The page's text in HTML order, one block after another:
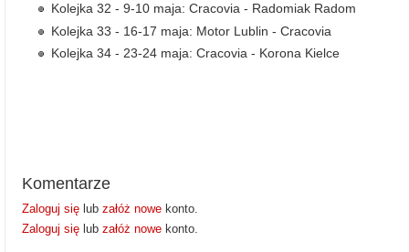
Kolejka 32 - 9-10 maja: Cracovia - Radomiak Radom
Kolejka 33 - 16-17 maja: Motor Lublin - Cracovia
Kolejka 34 - 23-24 maja: Cracovia - Korona Kielce
Komentarze
Zaloguj się lub załóż nowe konto.
Zaloguj się lub załóż nowe konto.